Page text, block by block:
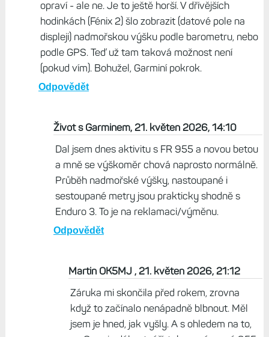
opraví - ale ne. Je to ještě horší. V dřívějších
hodinkách (Fénix 2) šlo zobrazit (datové pole na
displeji) nadmořskou výšku podle barometru, nebo
podle GPS. Teď už tam taková možnost není
(pokud vím). Bohužel, Garminí pokrok.
Odpovědět
Život s Garminem, 21. květen 2026, 14:10
Dal jsem dnes aktivitu s FR 955 a novou betou
a mně se výškoměr chová naprosto normálně.
Průběh nadmořské výšky, nastoupané i
sestoupané metry jsou prakticky shodně s
Enduro 3. To je na reklamaci/výměnu.
Odpovědět
Martin OK5MJ , 21. květen 2026, 21:12
Záruka mi skončila před rokem, zrovna
když to začínalo nenápadně blbnout. Měl
jsem je hned, jak vyšly. A s ohledem na to,